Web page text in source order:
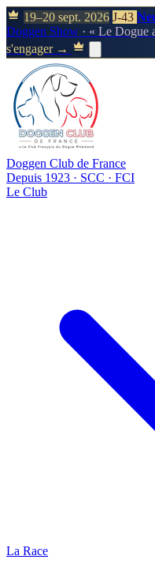
19–20 sept. 2026 J-43
Doggen Show · « Le Dogue
s'engager →
Doggen Club de France
Depuis 1923 · SCC · FCI
Le Club
La Race